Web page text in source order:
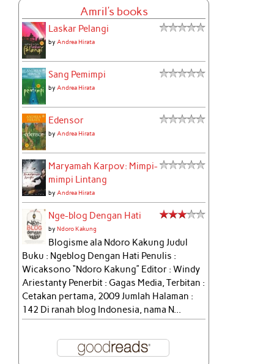
Amril's books
Laskar Pelangi
byAndrea Hirata
Sang Pemimpi
byAndrea Hirata
Edensor
byAndrea Hirata
Maryamah Karpov: Mimpi-
mimpi Lintang
byAndrea Hirata
Nge-blog Dengan Hati
byNdoro Kakung
Blogisme ala Ndoro Kakung Judul
Buku : Ngeblog Dengan Hati Penulis :
Wicaksono “Ndoro Kakung” Editor : Windy
Ariestanty Penerbit : Gagas Media, Terbitan :
Cetakan pertama, 2009 Jumlah Halaman :
142 Di ranah blog Indonesia, nama N...